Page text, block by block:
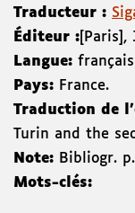
Traducteur :
Éditeur : [Paris] ,
Langue:
Pays: France.
Traduction de
Turin and the
Note: Bibliogr.
Mots-clés: